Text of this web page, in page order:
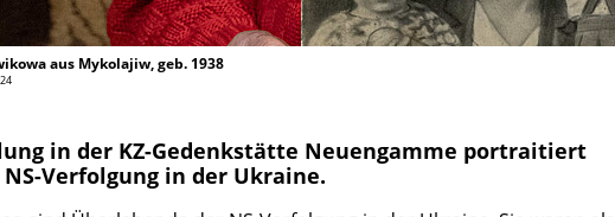
aus Mykolajiw, geb. 1938
in der KZ-Gedenkstätte Neuengamme portraitiert
Verfolgung in der Ukraine.